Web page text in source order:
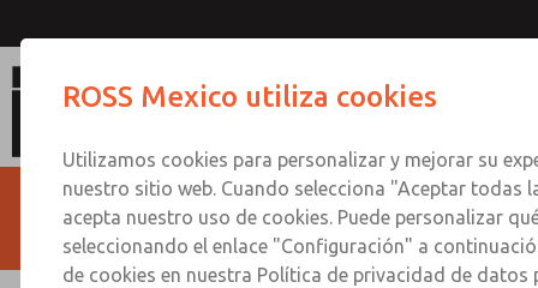
ROSS Mexico utiliza cookies
Utilizamos cookies para personalizar y mejorar su
nuestro sitio web. Cuando selecciona "Aceptar todas
acepta nuestro uso de cookies. Puede personalizar
seleccionando el enlace "Configuración" a
de cookies en nuestra Política de privacidad de datos